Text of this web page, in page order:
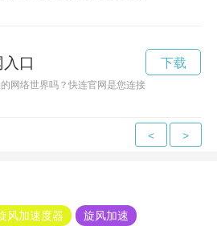
口
网络世界吗？快连官网是您连接网络的最佳选
下载
< >
风加速度器 旋风加速